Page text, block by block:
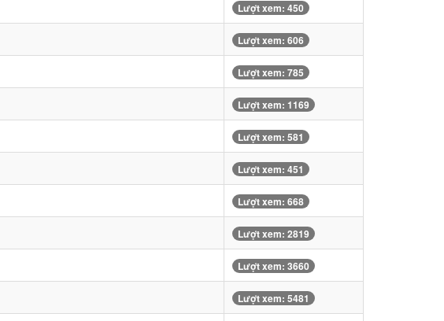
Lượt xem: 450
Lượt xem: 606
Lượt xem: 785
Lượt xem: 1169
Lượt xem: 581
Lượt xem: 451
Lượt xem: 668
Lượt xem: 2819
Lượt xem: 3660
Lượt xem: 5481